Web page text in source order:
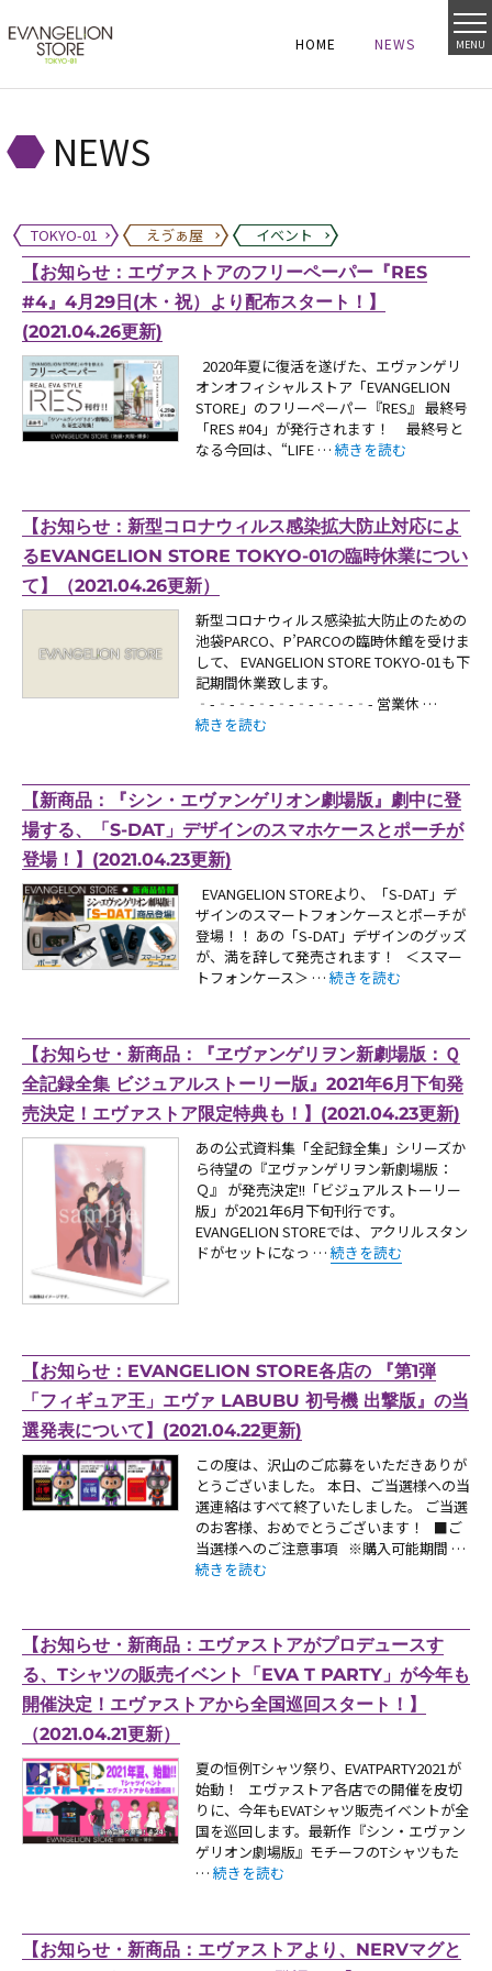
MENU
HOME
HOME NEWS
NEWS
NEWS
TOKYO-01 えゔぁ屋
イベント
【お知らせ：エヴァストアのフリーペーパー『RES
#4』4月29日(木・祝）より配布スタート！】
(2021.04.26更新)
2020年夏に復活を遂げた、エヴァンゲリ
オンオフィシャルストア「EVANGELION
STORE」のフリーペーパー『RES』 最終号
「RES #04」が発行されます！ 最終号と
なる今回は、“LIFE … “【お知らせ：エヴァス
続きを読む
【お知らせ：新型コロナウィルス感染拡大防止対応によ
るEVANGELION STORE TOKYO-01の臨時休業につい
て】（2021.04.26更新）
新型コロナウィルス感染拡大防止のための
池袋PARCO、P’PARCOの臨時休館を受けま
して、 EVANGELION STORE TOKYO-01も下
記期間休業致します。
‐-‐-‐-‐-‐-‐-‐-‐-‐- 営業休 …
“【お知らせ：新型コロナウィルス感染拡大防
続きを読む
【新商品：『シン・エヴァンゲリオン劇場版』劇中に登
場する、「S-DAT」デザインのスマホケースとポーチが
登場！】(2021.04.23更新)
EVANGELION STOREより、「S-DAT」デ
ザインのスマートフォンケースとポーチが
登場！！ あの「S-DAT」デザインのグッズ
が、満を辞して発売されます！ ＜スマー
トフォンケース＞ … “【新商品：『シン・エ
続きを読む
【お知らせ・新商品：『ヱヴァンゲリヲン新劇場版：Ｑ
全記録全集 ビジュアルストーリー版』2021年6月下旬発
売決定！エヴァストア限定特典も！】(2021.04.23更新)
あの公式資料集「全記録全集」シリーズか
ら待望の『ヱヴァンゲリヲン新劇場版：
Ｑ』 が発売決定!!「ビジュアルストーリー
版」が2021年6月下旬刊行です。
EVANGELION STOREでは、アクリルスタン
ドがセットになっ … “【お知らせ・新商品：
続きを読む
【お知らせ：EVANGELION STORE各店の 『第1弾
「フィギュア王」エヴァ LABUBU 初号機 出撃版』の当
選発表について】(2021.04.22更新)
この度は、沢山のご応募をいただきありが
とうございました。 本日、ご当選様への当
選連絡はすべて終了いたしました。 ご当選
のお客様、おめでとうございます！ ■ご
当選様へのご注意事項 ※購入可能期間 …
“【お知らせ：EVANGELION STORE各店の
続きを読む
【お知らせ・新商品：エヴァストアがプロデュースす
る、Tシャツの販売イベント「EVA T PARTY」が今年も
開催決定！エヴァストアから全国巡回スタート！】
（2021.04.21更新）
夏の恒例Tシャツ祭り、EVATPARTY2021が
始動！ エヴァストア各店での開催を皮切
りに、今年もEVATシャツ販売イベントが全
国を巡回します。最新作『シン・エヴァン
ゲリオン劇場版』モチーフのTシャツもた
… “【お知らせ・新商品：エヴァストアがプ
続きを読む
【お知らせ・新商品：エヴァストアより、NERVマグと